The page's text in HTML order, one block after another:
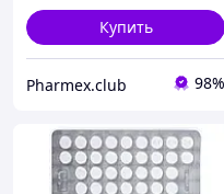
Купить
Pharmex.club 98%